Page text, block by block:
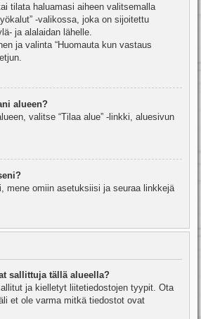
tilata haluamasi aiheen valitsemalla
-valikossa, joka on sijoitettu
ja alalaidan lähelle.
ja valinta “Huomauta kun vastaus
alueen?
valitse “Tilaa alue” -linkki, aluesivun
mene omiin asetuksiisi ja seuraa linkkejä
sallittuja tällä alueella?
ja kielletyt liitetiedostojen tyypit. Ota
et ole varma mitkä tiedostot ovat